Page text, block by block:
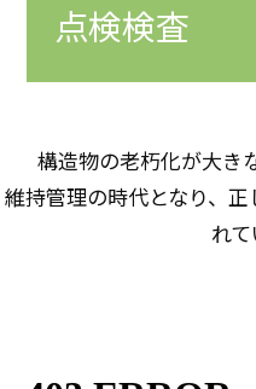
点検検査
構造物の老朽化が大き
維持管理の時代となり、
れて